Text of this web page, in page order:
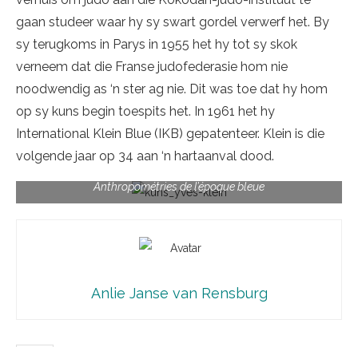
gaan studeer waar hy sy swart gordel verwerf het. By
sy terugkoms in Parys in 1955 het hy tot sy skok
verneem dat die Franse judofederasie hom nie
noodwendig as ‘n ster ag nie. Dit was toe dat hy hom
op sy kuns begin toespits het. In 1961 het hy
International Klein Blue (IKB) gepatenteer. Klein is die
volgende jaar op 34 aan ‘n hartaanval dood.
Anthropométries de l’époque bleue
Anlie Janse van Rensburg